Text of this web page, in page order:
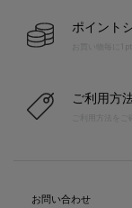
ポイント
お買い物毎に
ご利用方
お問い合わせ